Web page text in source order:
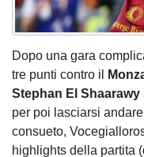
Dopo una gara
tre punti contro il
Stephan El Shaarawy
per poi lasciarsi
consueto,
highlights della partita